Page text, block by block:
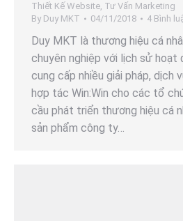
Thiết Kế Website, Tư Vấn Marketing
By Duy MKT 04/11/2018 4 Bình
Duy MKT là thương hiệu cá
chuyên nghiệp với lịch sử hoạt
cung cấp nhiều giải pháp, dịch
hợp tác Win:Win cho các tổ
cầu phát triển thương hiệu cá
sản phẩm công ty…